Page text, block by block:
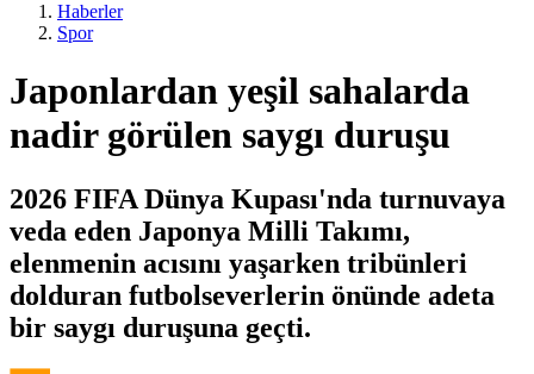
Haberler
Spor
Japonlardan yeşil sahalarda
nadir görülen saygı duruşu
2026 FIFA Dünya Kupası'nda turnuvaya
veda eden Japonya Milli Takımı,
elenmenin acısını yaşarken tribünleri
dolduran futbolseverlerin önünde adeta
bir saygı duruşuna geçti.